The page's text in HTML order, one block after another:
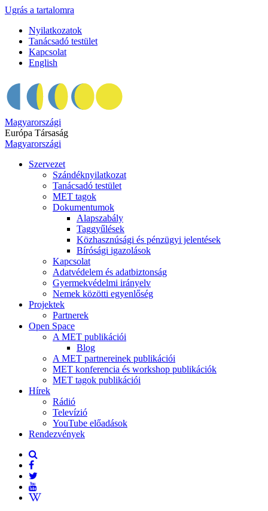
Ugrás a tartalomra
Nyilatkozatok
Tanácsadó testület
Kapcsolat
English
Magyarországi
Európa Társaság
Magyarországi
Szervezet
Szándéknyilatkozat
Tanácsadó testület
MET tagok
Dokumentumok
Alapszabály
Taggyűlések
Közhasznúsági és pénzügyi jelentések
Bírósági igazolások
Kapcsolat
Adatvédelem és adatbiztonság
Gyermekvédelmi irányelv
Nemek közötti egyenlőség
Projektek
Partnerek
Open Space
A MET publikációi
Blog
A MET partnereinek publikációi
MET konferencia és workshop publikációk
MET tagok publikációi
Hírek
Rádió
Televízió
YouTube előadások
Rendezvények